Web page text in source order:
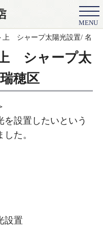
MENU
上 シャープ太陽光設置/ 名古
シャープ太
穂区
を設置したいという
た。
設置